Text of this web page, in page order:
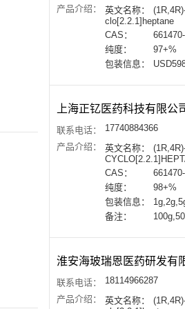
产品介绍： 英文名称：
clo[2.2.1]heptane
CAS：
纯度：
97+%
包装信息：
上海正钇医药科技有限公
联系电话：
17740884366
产品介绍：
英文名称：
CAS：
纯度：
98+%
包装信息：
备注：
淮安海玻瑞恩医药研发有
联系电话：
18114966287
产品介绍：
英文名称：